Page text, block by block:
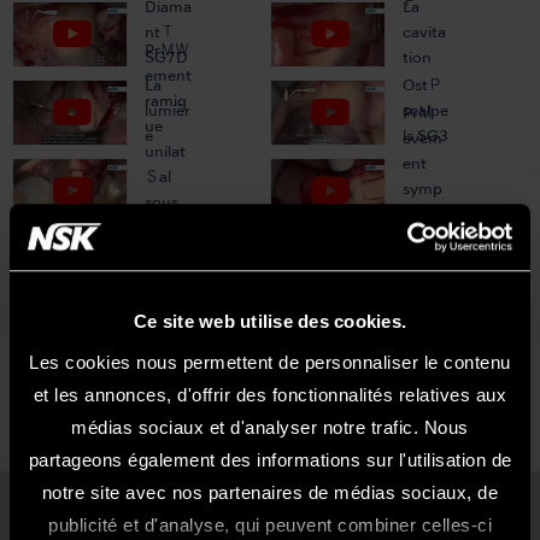
Ce site web utilise des cookies.
Les cookies nous permettent de personnaliser le contenu
et les annonces, d'offrir des fonctionnalités relatives aux
médias sociaux et d'analyser notre trafic. Nous
partageons également des informations sur l'utilisation de
notre site avec nos partenaires de médias sociaux, de
publicité et d'analyse, qui peuvent combiner celles-ci
Bienvenue Sur Le Site NSK France
Ｆ
Diama
ntＴ
SG7D
La
cavita
tion
La
lumiér
e
OstＰ
scalpe
ls SG3
PrＭＷ
ement
ramiq
ue
unilat
Ｓal
sous
Ｆ
PrＭ
evem
ent
symp
e bilat
varios
ique
du